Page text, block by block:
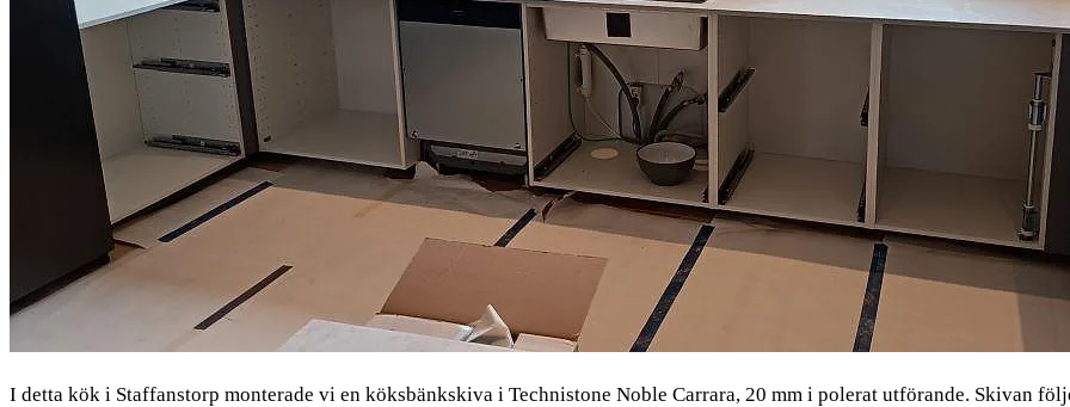
I detta kök i Staffanstorp monterade vi en köksbänkskiva i Technistone Noble Carrara, 20 mm i polerat utförande. Skivan